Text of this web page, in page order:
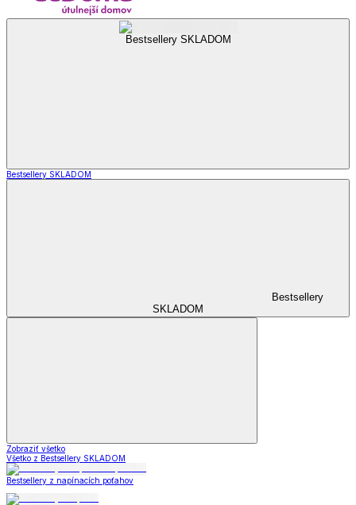
Bestsellery SKLADOM
Bestsellery SKLADOM
Bestsellery
SKLADOM
Zobraziť všetko
Všetko z Bestsellery SKLADOM
Bestsellery z napínacích poťahov